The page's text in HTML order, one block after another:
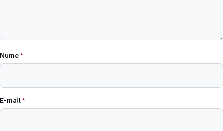
Nume*
E-mail*